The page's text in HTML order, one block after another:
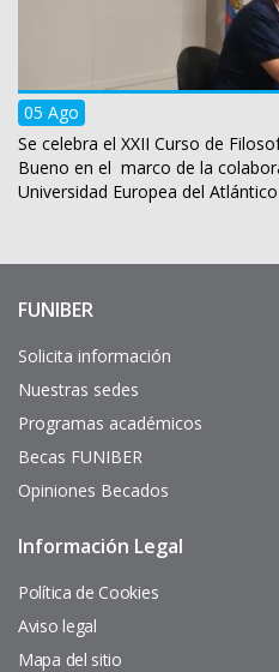
05 Ago
Se celebra el XXII Curso de
Bueno en el marco de la
Universidad Europea del Atlántico
Enlaces
interés
FUNIBER
Solicita información
Nuestras sedes
Programas académicos
Becas FUNIBER
Opiniones Becados
Pie
página
Información Legal
Política de Cookies
Aviso legal
Mapa del sitio